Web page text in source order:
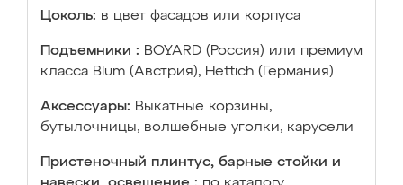
Цоколь: в цвет фасадов или корпуса
Подъемники : BOYARD (Россия) или премиум
класса Blum (Австрия), Hettich (Германия)
Аксессуары: Выкатные корзины,
бутылочницы, волшебные уголки, карусели
Пристеночный плинтус, барные стойки и